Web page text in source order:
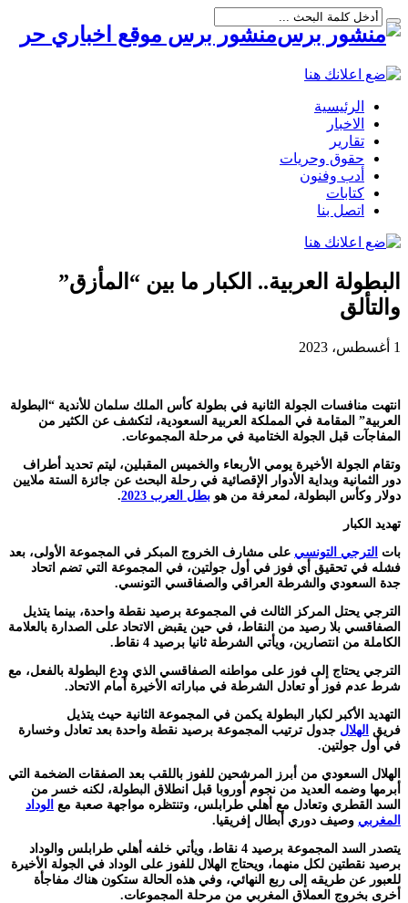
منشور برس موقع اخباري حر
الرئيسية
الاخبار
تقارير
حقوق وحريات
أدب وفنون
كتابات
اتصل بنا
البطولة العربية.. الكبار ما بين “المأزق”
والتألق
1 أغسطس، 2023
انتهت منافسات الجولة الثانية في بطولة كأس الملك سلمان للأندية “البطولة
العربية” المقامة في المملكة العربية السعودية، لتكشف عن الكثير من
المفاجآت قبل الجولة الختامية في مرحلة المجموعات.
وتقام الجولة الأخيرة يومي الأربعاء والخميس المقبلين، ليتم تحديد أطراف
دور الثمانية وبداية الأدوار الإقصائية في رحلة البحث عن جائزة الستة ملايين
دولار وكأس البطولة، لمعرفة من هو بطل العرب 2023 .
تهديد الكبار
بات الترجي التونسي على مشارف الخروج المبكر في المجموعة الأولى، بعد
فشله في تحقيق أي فوز في أول جولتين، في المجموعة التي تضم اتحاد
جدة السعودي والشرطة العراقي والصفاقسي التونسي.
الترجي يحتل المركز الثالث في المجموعة برصيد نقطة واحدة، بينما يتذيل
الصفاقسي بلا رصيد من النقاط، في حين يقبض الاتحاد على الصدارة بالعلامة
الكاملة من انتصارين، ويأتي الشرطة ثانيا برصيد 4 نقاط.
الترجي يحتاج إلى فوز على مواطنه الصفاقسي الذي ودع البطولة بالفعل، مع
شرط عدم فوز أو تعادل الشرطة في مباراته الأخيرة أمام الاتحاد.
التهديد الأكبر لكبار البطولة يكمن في المجموعة الثانية حيث يتذيل
فريق الهلال جدول ترتيب المجموعة برصيد نقطة واحدة بعد تعادل وخسارة
في أول جولتين.
الهلال السعودي من أبرز المرشحين للفوز باللقب بعد الصفقات الضخمة التي
أبرمها وضمه العديد من نجوم أوروبا قبل انطلاق البطولة، لكنه خسر من
السد القطري وتعادل مع أهلي طرابلس، وتنتظره مواجهة صعبة مع الوداد
المغربي وصيف دوري أبطال إفريقيا.
يتصدر السد المجموعة برصيد 4 نقاط، ويأتي خلفه أهلي طرابلس والوداد
برصيد نقطتين لكل منهما، ويحتاج الهلال للفوز على الوداد في الجولة الأخيرة
للعبور عن طريقه إلى ربع النهائي، وفي هذه الحالة ستكون هناك مفاجأة
أخرى بخروج العملاق المغربي من مرحلة المجموعات.